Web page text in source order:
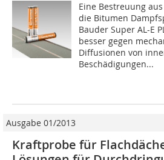
Eine Bestreuung
die Bitumen
Bauder Super AL-E
besser gegen
Diffusionen von
Beschädigungen...
Ausgabe 01/2013
Kraftprobe für